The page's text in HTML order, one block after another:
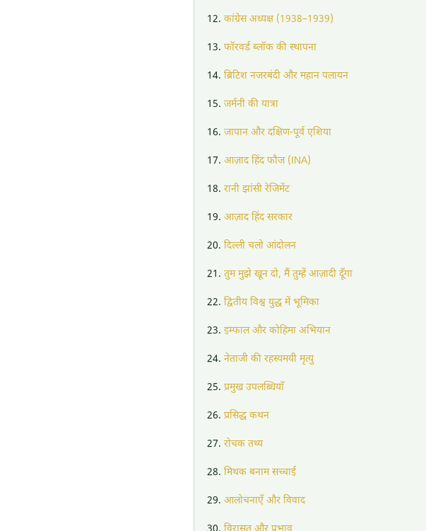
कांग्रेस अध्यक्ष (1938–1939)
फॉरवर्ड ब्लॉक की स्थापना
ब्रिटिश नजरबंदी और महान पलायन
जर्मनी की यात्रा
जापान और दक्षिण-पूर्व एशिया
आज़ाद हिंद फौज (INA)
रानी झांसी रेजिमेंट
आज़ाद हिंद सरकार
दिल्ली चलो आंदोलन
तुम मुझे खून दो, मैं तुम्हें आज़ादी दूँगा
द्वितीय विश्व युद्ध में भूमिका
इम्फाल और कोहिमा अभियान
नेताजी की रहस्यमयी मृत्यु
प्रमुख उपलब्धियाँ
प्रसिद्ध कथन
रोचक तथ्य
मिथक बनाम सच्चाई
आलोचनाएँ और विवाद